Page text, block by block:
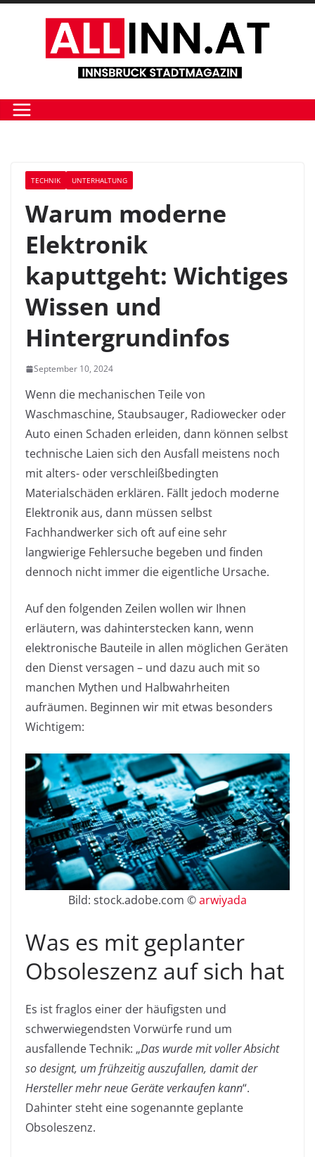
TECHNIK UNTERHALTUNG
Warum moderne
Elektronik
kaputtgeht: Wichtiges
Wissen und
Hintergrundinfos
September 10, 2024
Wenn die mechanischen Teile von
Waschmaschine, Staubsauger, Radiowecker oder
Auto einen Schaden erleiden, dann können selbst
technische Laien sich den Ausfall meistens noch
mit alters- oder verschleißbedingten
Materialschäden erklären. Fällt jedoch moderne
Elektronik aus, dann müssen selbst
Fachhandwerker sich oft auf eine sehr
langwierige Fehlersuche begeben und finden
dennoch nicht immer die eigentliche Ursache.
Auf den folgenden Zeilen wollen wir Ihnen
erläutern, was dahinterstecken kann, wenn
elektronische Bauteile in allen möglichen Geräten
den Dienst versagen – und dazu auch mit so
manchen Mythen und Halbwahrheiten
aufräumen. Beginnen wir mit etwas besonders
Wichtigem:
Bild: stock.adobe.com ©arwiyada
Was es mit geplanter
Obsoleszenz auf sich hat
Es ist fraglos einer der häufigsten und
schwerwiegendsten Vorwürfe rund um
ausfallende Technik: „Das wurde mit voller Absicht
so designt, um frühzeitig auszufallen, damit der
Hersteller mehr neue Geräte verkaufen kann“.
Dahinter steht eine sogenannte geplante
Obsoleszenz.